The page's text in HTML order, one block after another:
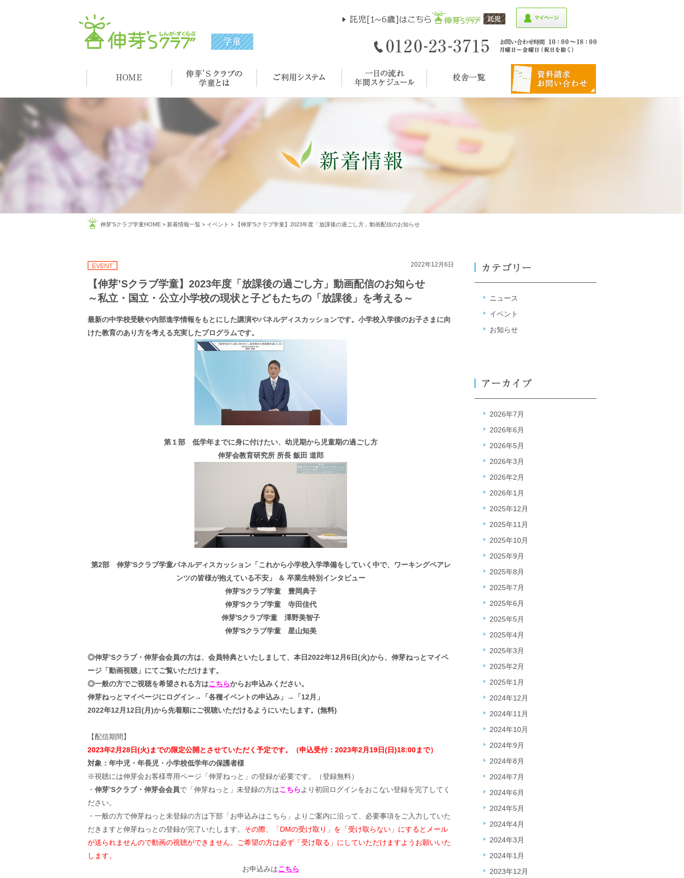
伸芽'Sクラブ学童HOME > 新着情報一覧 > イベント > 【伸芽’Sクラブ学童】2023年度「放課後の過ごし方」動画配信のお知らせ
2022年12月6日
【伸芽’Sクラブ学童】2023年度「放課後の過ごし方」動画配信のお知らせ
～私立・国立・公立小学校の現状と子どもたちの「放課後」を考える～
最新の中学校受験や内部進学情報をもとにした講演やパネルディスカッションです。小学校入学後のお子さまに向
けた教育のあり方を考える充実したプログラムです。
第１部 低学年までに身に付けたい、幼児期から児童期の過ごし方
伸芽会教育研究所 所長 飯田 道郎
第2部 伸芽’Sクラブ学童パネルディスカッション「これから小学校入学準備をしていく中で、ワーキングペアレ
ンツの皆様が抱えている不安」 ＆ 卒業生特別インタビュー
伸芽′Sクラブ学童 豊岡典子
伸芽′Sクラブ学童 寺田佳代
伸芽′Sクラブ学童 澤野美智子
伸芽′Sクラブ学童 星山知美
◎伸芽’Sクラブ・伸芽会会員の方は、会員特典といたしまして、 本日2022年12月6日(火)から、伸芽ねっとマイペ
ージ「動画視聴」にてご覧いただけます。
◎一般の方でご視聴を希望される方はこちらからお申込みください。
伸芽ねっとマイページにログイン→「各種イベントの申込み」→「12月」
2022年12月12日(月)から先着順にご視聴いただけるようにいたします。(無料)
【配信期間】
2023年2月28日(火)までの限定公開とさせていただく予定です。（申込受付：2023年2月19日(日)18:00まで）
対象：年中児・年長児・小学校低学年の保護者様
※視聴には伸芽会お客様専用ページ「伸芽ねっと」の登録が必要です。（登録無料）
・ 伸芽’Sクラブ・伸芽会会員で「伸芽ねっと」未登録の方はこちらより初回ログインをおこない登録を完了してく
ださい。
・一般の方で伸芽ねっと未登録の方は下部「お申込みはこちら」よりご案内に沿って、必要事項をご入力していた
だきますと伸芽ねっとの登録が完了いたします。 その際、「DMの受け取り」を「受け取らない」にするとメール
が送られませんので動画の視聴ができません。ご希望の方は必ず「受け取る」にしていただけますようお願いいた
します。
お申込みはこちら
ニュース
イベント
お知らせ
2026年7月
2026年6月
2026年5月
2026年3月
2026年2月
2026年1月
2025年12月
2025年11月
2025年10月
2025年9月
2025年8月
2025年7月
2025年6月
2025年5月
2025年4月
2025年3月
2025年2月
2025年1月
2024年12月
2024年11月
2024年10月
2024年9月
2024年8月
2024年7月
2024年6月
2024年5月
2024年4月
2024年3月
2024年1月
2023年12月